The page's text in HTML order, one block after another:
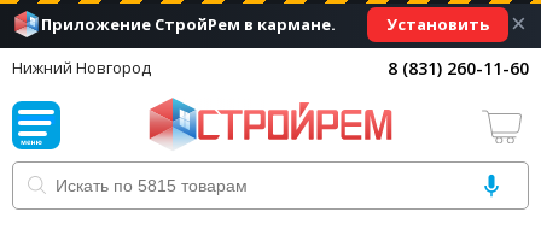
Приложение СтройРем в кармане. Установить ×
Нижний Новгород 8 (831) 260-11-60